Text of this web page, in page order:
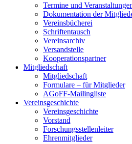
Termine und
Dokumentation der
Vereinsbücherei
Schriftentausch
Vereinsarchiv
Versandstelle
Kooperationspartner
Mitgliedschaft
Mitgliedschaft
Formulare – für Mitglieder
AGoFF-Mailingliste
Vereinsgeschichte
Vereinsgeschichte
Vorstand
Forschungsstellenleiter
Ehrenmitglieder